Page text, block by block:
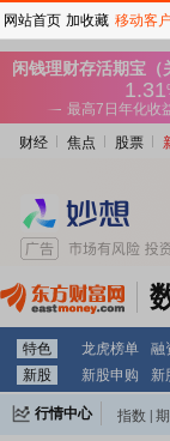
财经 焦点 股票
特色 龙虎榜单 融
新股
新股申购 新
行情中心 指数
网站首页 加收藏 移动客